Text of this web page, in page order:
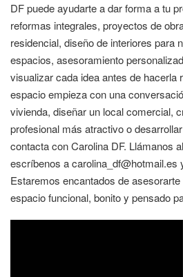
DF puede ayudarte a dar forma a tu
reformas integrales, proyectos de
residencial, diseño de interiores para
espacios, asesoramiento
visualizar cada idea antes de hacerla
espacio empieza con una
vivienda, diseñar un local comercial,
profesional más atractivo o
contacta con Carolina DF. Llámanos
escríbenos a carolina_df@hotmail.es
Estaremos encantados de
espacio funcional, bonito y pensado